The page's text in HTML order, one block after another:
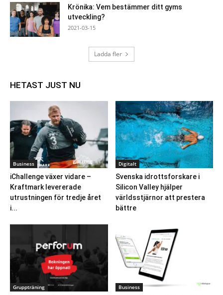
Krönika: Vem bestämmer ditt gyms
utveckling?
2021-03-15
Ladda fler
HETAST JUST NU
Business
iChallenge växer vidare –
Kraftmark levererade
utrustningen för tredje året
i...
Digitalt
Svenska idrottsforskare i
Silicon Valley hjälper
världsstjärnor att prestera
bättre
Gruppträning Business